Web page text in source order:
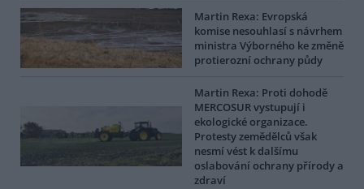
Martin Rexa: Evropská
komise nesouhlasí s návrhem
ministra Výborného ke změně
protierozní ochrany půdy
Martin Rexa: Proti dohodě
MERCOSUR vystupují i
ekologické organizace.
Protesty zemědělců však
nesmí vést k dalšímu
oslabování ochrany přírody a
zdraví